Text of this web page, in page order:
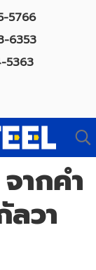
5766
6353
5363
ากคำ
วา